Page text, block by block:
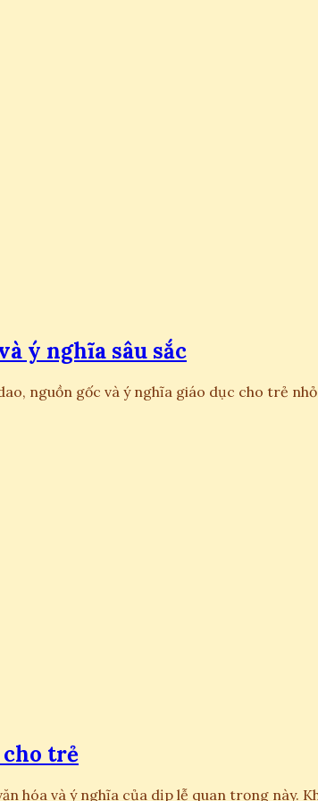
ý nghĩa sâu sắc
nguồn gốc và ý nghĩa giáo dục cho trẻ
trẻ
hóa và ý nghĩa của dịp lễ quan trọng này.